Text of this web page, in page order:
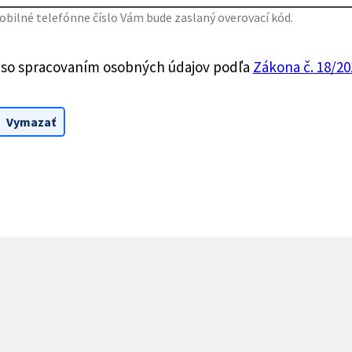
telefónne číslo Vám bude zaslaný overovací kód.
spracovaním osobných údajov podľa Zákona č. 18/